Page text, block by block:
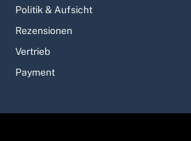
Politik & Aufsicht
Rezensionen
Vertrieb
Payment